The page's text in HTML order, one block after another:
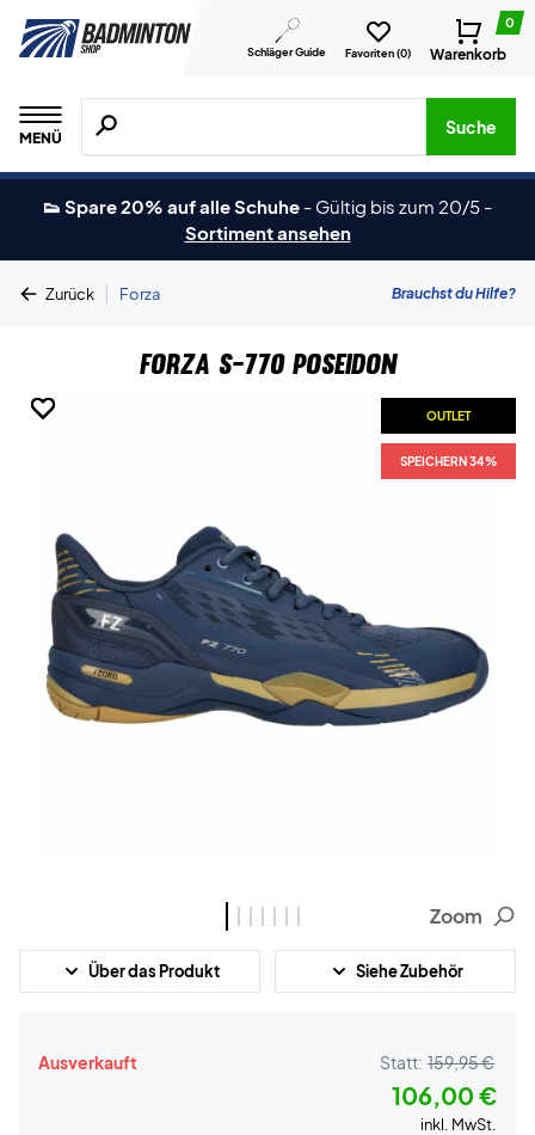
Schläger Guide Favoriten (0)
0
Warenkorb
MENÜ
Suche nach Produkten, Marken usw.
Suche
👟 Spare 20% auf alle Schuhe - Gültig bis zum 20/5 -
Sortiment ansehen
Zurück | Forza Brauchst du Hilfe?
Forza S-770 Poseidon
OUTLET
SPEICHERN 34%
OUTLET
SPEICHERN 34%
OUTLET
SPEICHERN 34%
OUTLET
SPEICHERN 34%
OUTLET
SPEICHERN 34%
OUTLET
SPEICHERN 34%
OUTLET
SPEICHERN 34%
Zoom
Über das Produkt Siehe Zubehör
Ausverkauft Statt: 159,95 €
106,00 €
inkl. MwSt.